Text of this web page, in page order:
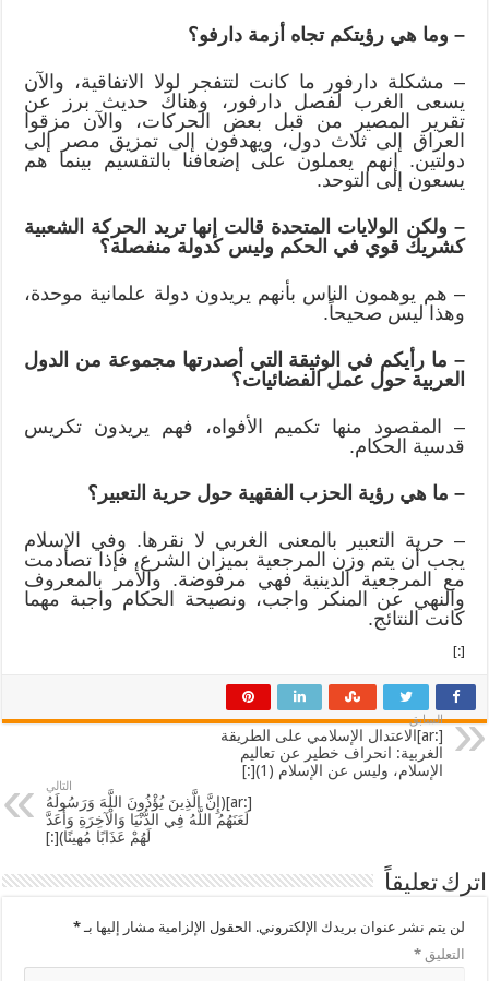
– وما هي رؤيتكم تجاه أزمة دارفو؟
– مشكلة دارفور ما كانت لتتفجر لولا الاتفاقية، والآن
يسعى الغرب لفصل دارفور، وهناك حديث برز عن
تقرير المصير من قبل بعض الحركات، والآن مزقوا
العراق إلى ثلاث دول، ويهدفون إلى تمزيق مصر إلى
دولتين. إنهم يعملون على إضعافنا بالتقسيم بينما هم
يسعون إلى التوحد.
– ولكن الولايات المتحدة قالت إنها تريد الحركة الشعبية
كشريك قوي في الحكم وليس كدولة منفصلة؟
– هم يوهمون الناس بأنهم يريدون دولة علمانية موحدة،
وهذا ليس صحيحاً.
– ما رأيكم في الوثيقة التي أصدرتها مجموعة من الدول
العربية حول عمل الفضائيات؟
– المقصود منها تكميم الأفواه، فهم يريدون تكريس
قدسية الحكام.
– ما هي رؤية الحزب الفقهية حول حرية التعبير؟
– حرية التعبير بالمعنى الغربي لا نقرها. وفي الإسلام
يجب أن يتم وزن المرجعية بميزان الشرع، فإذا تصادمت
مع المرجعية الدينية فهي مرفوضة. والأمر بالمعروف
والنهي عن المنكر واجب، ونصيحة الحكام واجبة مهما
كانت النتائج.
[:]
السابق
[:ar]الاعتدال الإسلامي على الطريقة
الغربية: انحراف خطير عن تعاليم
الإسلام، وليس عن الإسلام (1)[:]
التالي
[:ar](إِنَّ الَّذِينَ يُؤْذُونَ اللَّهَ وَرَسُولَهُ
لَعَنَهُمُ اللَّهُ فِي الدُّنْيَا وَالْآخِرَةِ وَأَعَدَّ
لَهُمْ عَذَابًا مُهِينًا)[:]
اترك تعليقاً
لن يتم نشر عنوان بريدك الإلكتروني. الحقول الإلزامية مشار إليها بـ*
التعليق*